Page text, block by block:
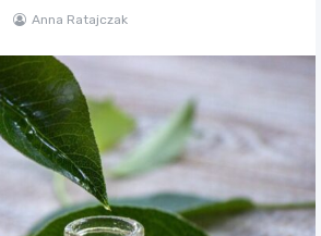
Anna Ratajczak